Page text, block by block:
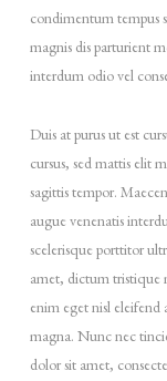
condimentum tempus
magnis dis parturient
interdum odio vel
Duis at purus ut est
cursus, sed mattis elit
sagittis tempor.
augue venenatis
scelerisque porttitor
amet, dictum tristique
enim eget nisl
magna. Nunc nec
dolor sit amet,